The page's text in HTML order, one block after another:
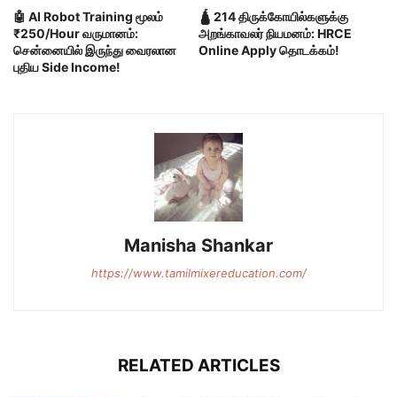
🤖 AI Robot Training மூலம்
₹250/Hour வருமானம்:
சென்னையில் இருந்து வைரலான
புதிய Side Income!
🛕 214 திருக்கோயில்களுக்கு
அறங்காவலர் நியமனம்: HRCE
Online Apply தொடக்கம்!
Manisha Shankar
https://www.tamilmixereducation.com/
RELATED ARTICLES